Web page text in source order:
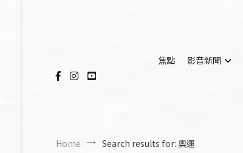
焦點
影音新聞
Home Search results for: 奧運